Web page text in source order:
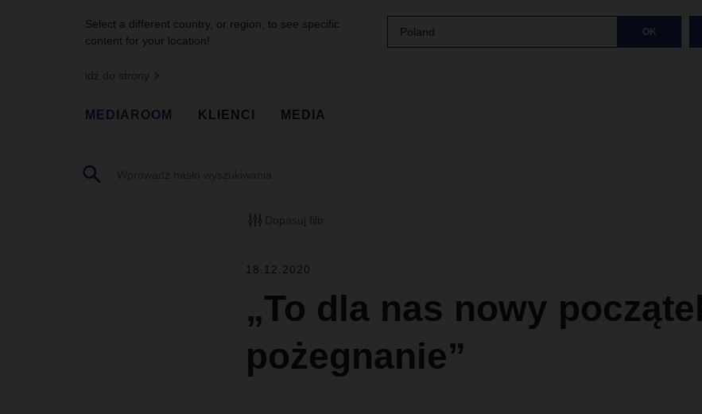
Select a different country, or region, to see specific
content for your location!
Poland OK
idź do strony
MEDIAROOM KLIENCI MEDIA
Dopasuj filtr
18.12.2020
„To dla nas nowy
pożegnanie”